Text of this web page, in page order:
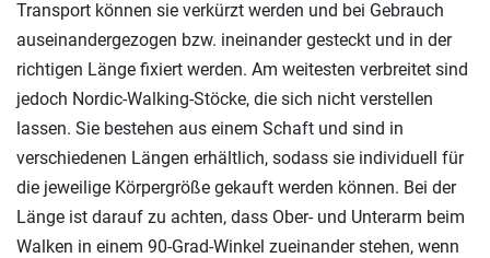
Transport können sie verkürzt werden und bei Gebrauch
auseinandergezogen bzw. ineinander gesteckt und in der
richtigen Länge fixiert werden. Am weitesten verbreitet sind
jedoch Nordic-Walking-Stöcke, die sich nicht verstellen
lassen. Sie bestehen aus einem Schaft und sind in
verschiedenen Längen erhältlich, sodass sie individuell für
die jeweilige Körpergröße gekauft werden können. Bei der
Länge ist darauf zu achten, dass Ober- und Unterarm beim
Walken in einem 90-Grad-Winkel zueinander stehen, wenn